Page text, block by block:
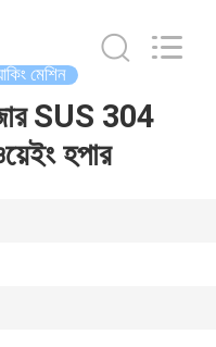
মেশিন
SUS 304
হপার